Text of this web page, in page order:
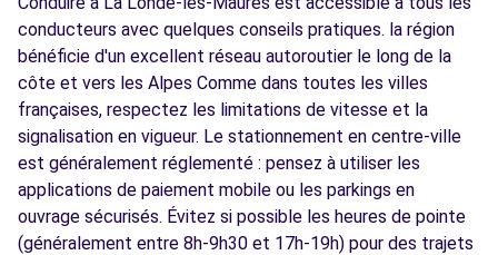
conducteurs avec quelques conseils pratiques. la région
bénéficie d'un excellent réseau autoroutier le long de la
côte et vers les Alpes Comme dans toutes les villes
françaises, respectez les limitations de vitesse et la
signalisation en vigueur. Le stationnement en centre-ville
est généralement réglementé : pensez à utiliser les
applications de paiement mobile ou les parkings en
ouvrage sécurisés. Évitez si possible les heures de pointe
(généralement entre 8h-9h30 et 17h-19h) pour des trajets